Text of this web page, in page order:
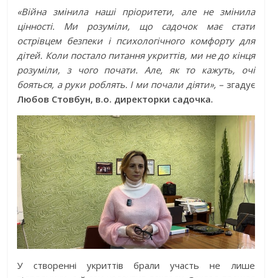
«Війна змінила наші пріоритети, але не змінила
цінності. Ми розуміли, що садочок має стати
острівцем безпеки і психологічного комфорту для
дітей. Коли постало питання укриттів, ми не до кінця
розуміли, з чого почати. Але, як то кажуть, очі
бояться, а руки роблять. І ми почали діяти», – згадує
Любов Стовбун, в.о. директорки садочка.
У створенні укриттів брали участь не лише